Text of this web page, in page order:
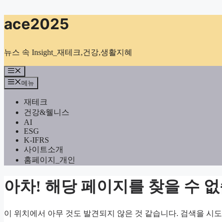
컨
텐
로
너
뛰
기
ace2025
뉴스 속 Insight_재테크,건강,생활지혜
메
뉴
메뉴
재테크
건강&웰니스
AI
ESG
K-IFRS
사이트소개
홈페이지_개인
아차! 해당 페이지를 찾을 수
이 위치에서 아무 것도 발견되지 않은 것 같습니다. 검색을 시